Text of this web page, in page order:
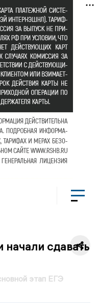
сдавать
этап ЕГЭ